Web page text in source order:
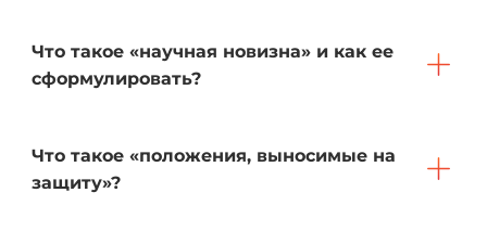
Что такое «научная новизна» и как ее
сформулировать?
Что такое «положения, выносимые на
защиту»?